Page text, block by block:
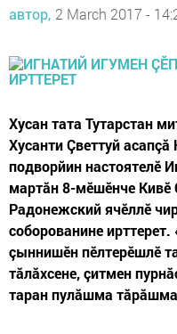
автор, 2 March 2017 -
Хусан тата Тутарстан
Хусанти Çветтуй
подворйин настоятелӗ
мартăн 8-мӗшӗнче Кивӗ
Радонежский ячӗллӗ
соборованине
çыннишӗн пӗлтерӗшлӗ
тăлăхсене, çитмен
таран пулăшма